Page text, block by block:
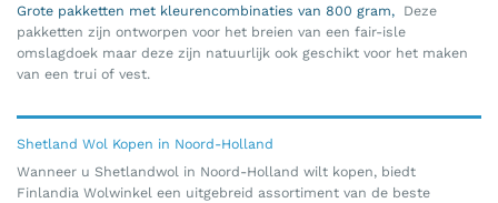
Grote pakketten met kleurencombinaties van 800 gram, Deze
pakketten zijn ontworpen voor het breien van een fair-isle
omslagdoek maar deze zijn natuurlijk ook geschikt voor het maken
van een trui of vest.
Shetland Wol Kopen in Noord-Holland
Wanneer u Shetlandwol in Noord-Holland wilt kopen, biedt
Finlandia Wolwinkel een uitgebreid assortiment van de beste